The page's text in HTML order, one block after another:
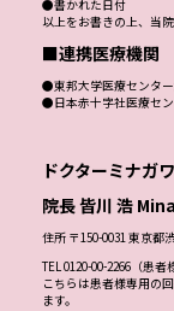
●書かれた日付
以上をお書きの上、当
■連携医療機関
●東邦大学医療センタ
●日本赤十字社医療セ
ドクターミナガ
院長 皆川 浩
住所 〒150-0031 東京都
TEL 0120-00-2266（患者
こちらは患者様専用の
ます。